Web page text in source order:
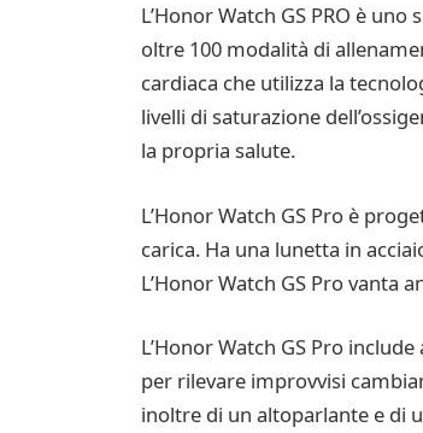
L’Honor Watch GS PRO è
oltre 100 modalità di
cardiaca che utilizza la
livelli di saturazione
la propria salute.
L’Honor Watch GS Pro è
carica. Ha una lunetta in
L’Honor Watch GS Pro vanta
L’Honor Watch GS Pro
per rilevare improvvisi
inoltre di un altoparlante e di